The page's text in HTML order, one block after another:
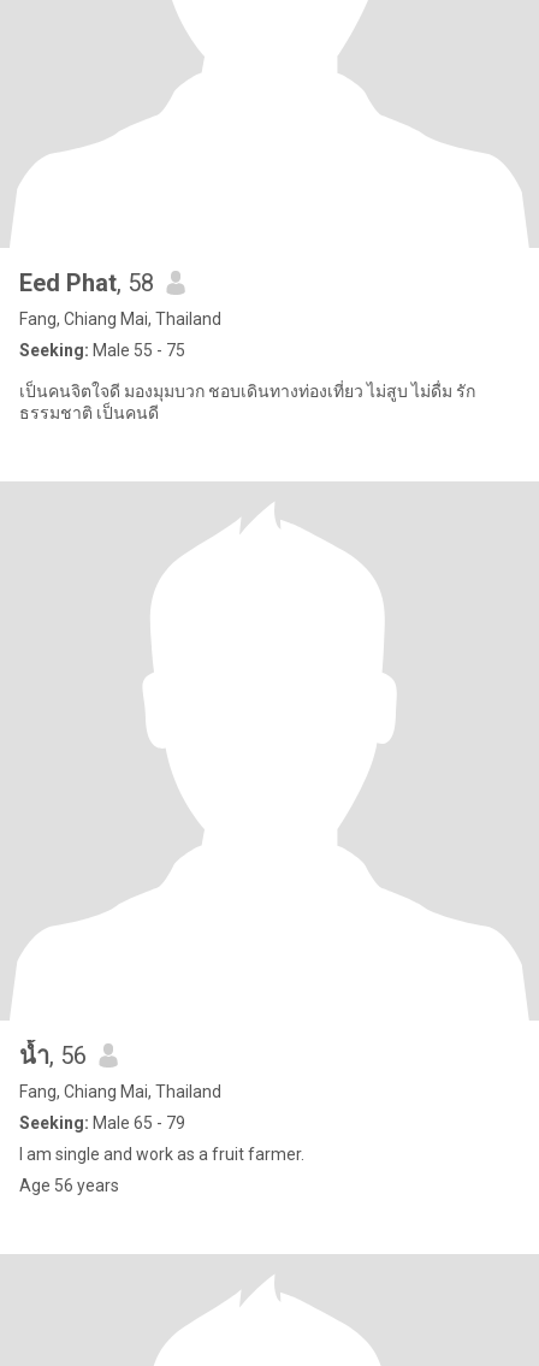
Eed Phat, 58
Fang, Chiang Mai, Thailand
Seeking: Male 55 - 75
เป็นคนจิตใจดี มองมุมบวก ชอบเดินทางท่องเที่ยว ไม่สูบ ไม่ดื่ม รัก
ธรรมชาติ เป็นคนดี
น้ำ, 56
Fang, Chiang Mai, Thailand
Seeking: Male 65 - 79
I am single and work as a fruit farmer.
Age 56 years